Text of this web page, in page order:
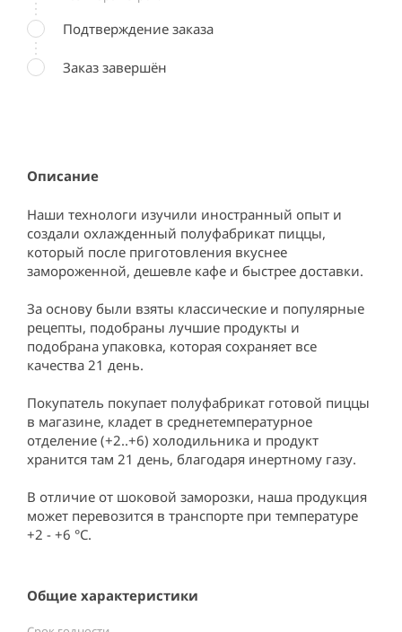
Описание
Наши технологи изучили иностранный опыт и
создали охлажденный полуфабрикат пиццы,
который после приготовления вкуснее
замороженной, дешевле кафе и быстрее доставки.
За основу были взяты классические и популярные
рецепты, подобраны лучшие продукты и
подобрана упаковка, которая сохраняет все
качества 21 день.
Покупатель покупает полуфабрикат готовой пиццы
в магазине, кладет в среднетемпературное
отделение (+2..+6) холодильника и продукт
хранится там 21 день, благодаря инертному газу.
В отличие от шоковой заморозки, наша продукция
может перевозится в транспорте при температуре
+2 - +6 °C.
Общие характеристики
Подтверждение заказа
Заказ завершён